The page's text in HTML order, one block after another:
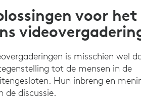
voor het
is misschien wel
tot de mensen in de
Hun inbreng en
de discussie.